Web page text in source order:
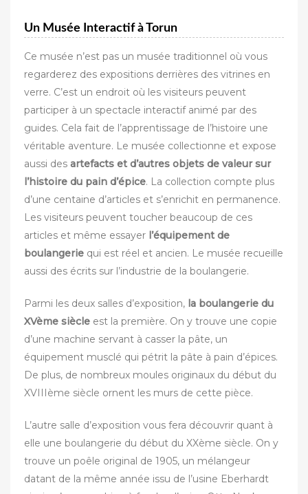
Un Musée Interactif à Torun
Ce musée n’est pas un musée traditionnel où vous
regarderez des expositions derrières des vitrines en
verre. C’est un endroit où les visiteurs peuvent
participer à un spectacle interactif animé par des
guides. Cela fait de l’apprentissage de l’histoire une
véritable aventure. Le musée collectionne et expose
aussi des artefacts et d’autres objets de valeur sur
l’histoire du pain d’épice. La collection compte plus
d’une centaine d’articles et s’enrichit en permanence.
Les visiteurs peuvent toucher beaucoup de ces
articles et même essayer l’équipement de
boulangerie qui est réel et ancien. Le musée recueille
aussi des écrits sur l’industrie de la boulangerie.
Parmi les deux salles d’exposition, la boulangerie du
XVème siècle est la première. On y trouve une copie
d’une machine servant à casser la pâte, un
équipement musclé qui pétrit la pâte à pain d’épices.
De plus, de nombreux moules originaux du début du
XVIIIème siècle ornent les murs de cette pièce.
L’autre salle d’exposition vous fera découvrir quant à
elle une boulangerie du début du XXème siècle. On y
trouve un poêle original de 1905, un mélangeur
datant de la même année issu de l’usine Eberhardt